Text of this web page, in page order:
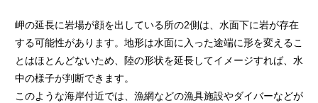
岬の延長に岩場が顔を出している所の2側は、水面下に岩が存在
する可能性があります。地形は水面に入った途端に形を変えるこ
とはほとんどないため、陸の形状を延長してイメージすれば、水
中の様子が判断できます。
このような海岸付近では、漁網などの漁具施設やダイバーなどが